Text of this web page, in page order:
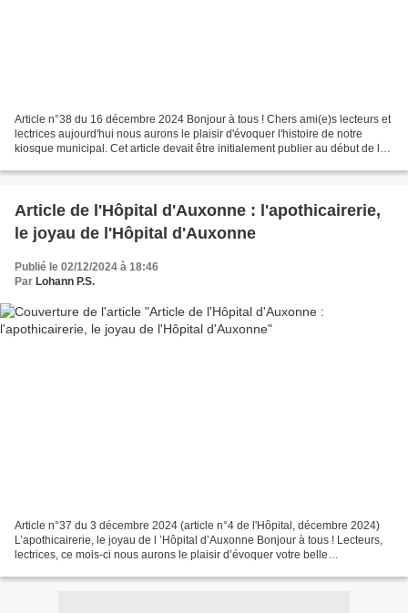
Article n°38 du 16 décembre 2024 Bonjour à tous ! Chers ami(e)s lecteurs et
lectrices aujourd'hui nous aurons le plaisir d'évoquer l'histoire de notre
kiosque municipal. Cet article devait être initialement publier au début de la
Article de l'Hôpital d'Auxonne : l'apothicairerie,
le joyau de l'Hôpital d'Auxonne
Publié le 02/12/2024 à 18:46
Par Lohann P.S.
Article n°37 du 3 décembre 2024 (article n°4 de l'Hôpital, décembre 2024)
L’apothicairerie, le joyau de l ’Hôpital d’Auxonne Bonjour à tous ! Lecteurs,
lectrices, ce mois-ci nous aurons le plaisir d’évoquer votre belle